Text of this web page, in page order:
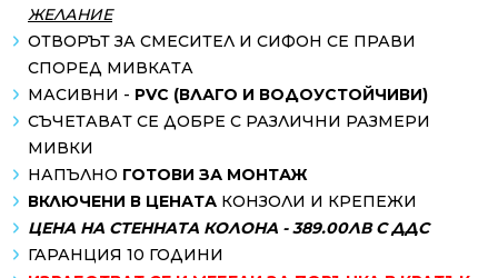
ЖЕЛАНИЕ
ОТВОРЪТ ЗА СМЕСИТЕЛ И СИФОН СЕ ПРАВИ
СПОРЕД МИВКАТА
МАСИВНИ - PVC (ВЛАГО И ВОДОУСТОЙЧИВИ)
СЪЧЕТАВАТ СЕ ДОБРЕ С РАЗЛИЧНИ РАЗМЕРИ
МИВКИ
НАПЪЛНО ГОТОВИ ЗА МОНТАЖ
ВКЛЮЧЕНИ В ЦЕНАТА КОНЗОЛИ И КРЕПЕЖИ
ЦЕНА НА СТЕННАТА КОЛОНА - 389.00ЛВ С ДДС
ГАРАНЦИЯ 10 ГОДИНИ